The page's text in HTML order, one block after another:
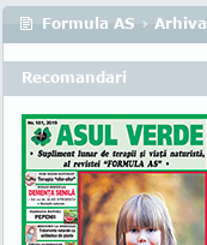
Formula AS › Arhiva
Recomandari